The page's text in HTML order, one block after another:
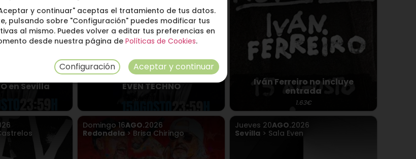
y continuar" aceptas el tratamiento de tus datos.
pulsando sobre "Configuración" puedes modificar tus
al mismo. Puedes volver a editar tus preferencias en
desde nuestra página dePolíticas de Cookies.
Configuración Aceptar y continuar
en Sevilla EVEN TECHNO Iván Ferreiro no incluye
entrada
1.63€
Domingo 16AGO.2026
Redondela > Brisa Chiringo
Jueves 20AGO.2026
Sevilla > Sala Even